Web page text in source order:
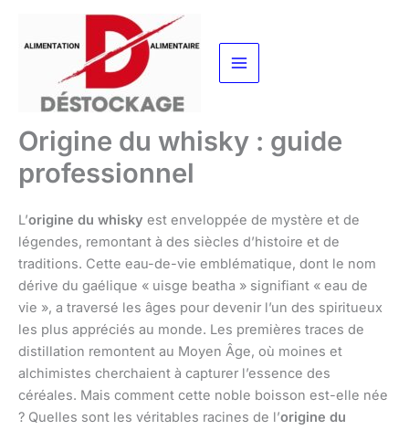
contenu
Origine du whisky : guide
professionnel
L’origine du whisky est enveloppée de mystère et de
légendes, remontant à des siècles d’histoire et de
traditions. Cette eau-de-vie emblématique, dont le nom
dérive du gaélique « uisge beatha » signifiant « eau de
vie », a traversé les âges pour devenir l’un des spiritueux
les plus appréciés au monde. Les premières traces de
distillation remontent au Moyen Âge, où moines et
alchimistes cherchaient à capturer l’essence des
céréales. Mais comment cette noble boisson est-elle née
? Quelles sont les véritables racines de l’origine du